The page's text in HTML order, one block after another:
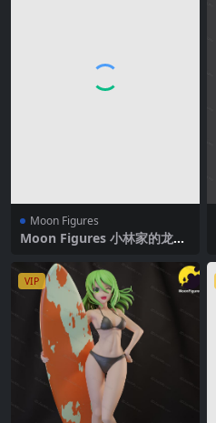
Moon Figures
Moon Figures 小林家的龙女
VIP